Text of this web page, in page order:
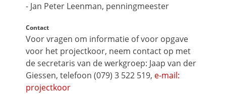
- Jan Peter Leenman, penningmeester
Contact
Voor vragen om informatie of voor opgave
voor het projectkoor, neem contact op met
de secretaris van de werkgroep: Jaap van der
Giessen, telefoon (079) 3 522 519, e-mail:
projectkoor